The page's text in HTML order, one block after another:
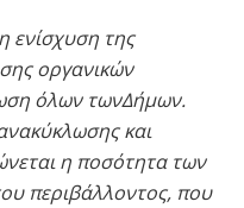
ενίσχυση της
οργανικών
όλων τωνΔήμων.
και
η ποσότητα των
περιβάλλοντος, που